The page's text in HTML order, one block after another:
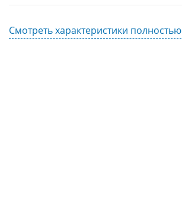
Смотреть характеристики полностью